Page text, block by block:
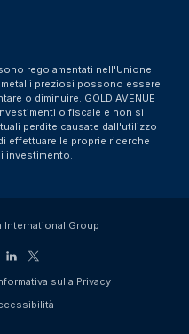
regolamentati nell'Unione
metalli preziosi possono essere
o diminuire. GOLD AVENUE
o fiscale e non si
perdite causate dall'utilizzo
effettuare le proprie ricerche
investimento.
International Group
sulla Privacy